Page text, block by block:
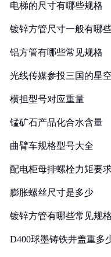
电梯的尺寸有哪些规格
镀锌方管尺寸一般有哪
铝方管有哪些常见规格
光线传媒参投三国的星
横担型号对应重量
锰矿石产品化合水含量
曲臂车规格型号大全
配电柜母排螺栓力矩要
膨胀螺丝尺寸是多少
镀锌方管有哪些常见规
D400球墨铸铁井盖重多